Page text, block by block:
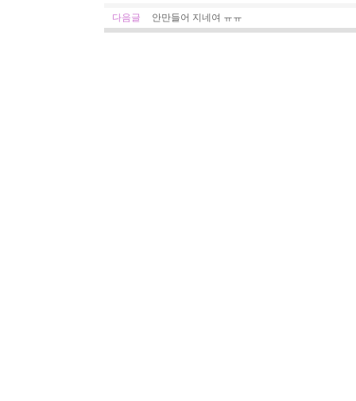
다음글 안만들어 지네여 ㅠㅠ